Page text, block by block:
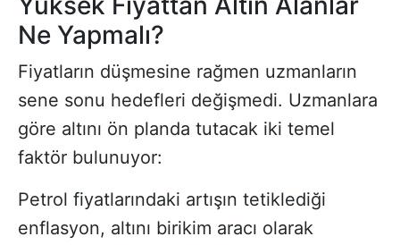
Ne Yapmalı?
Fiyatların düşmesine rağmen uzmanların
sene sonu hedefleri değişmedi. Uzmanlara
göre altını ön planda tutacak iki temel
faktör bulunuyor:
Petrol fiyatlarındaki artışın tetiklediği
enflasyon, altını birikim aracı olarak